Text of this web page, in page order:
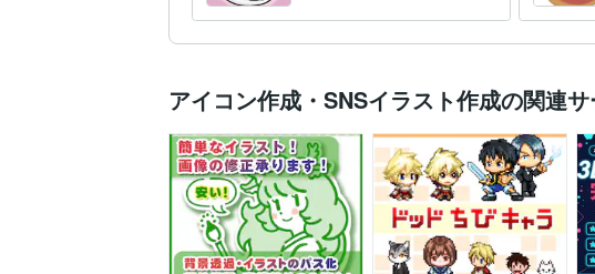
アイコン作成・SNSイラスト作成の関連